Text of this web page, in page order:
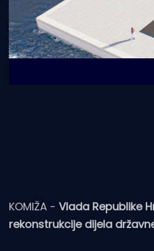
KOMIŽA - Vlada Republike
rekonstrukcije dijela